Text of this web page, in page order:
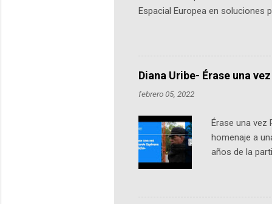
Espacial Europea en soluciones
emprendedores y estudiantes.
más de 60 ciudades, donde
datos orbitales. En Bogotá,
Diana Uribe- Érase una
febrero 05, 2022
Érase una vez
homenaje a
años de la
podcast, de
nuestro